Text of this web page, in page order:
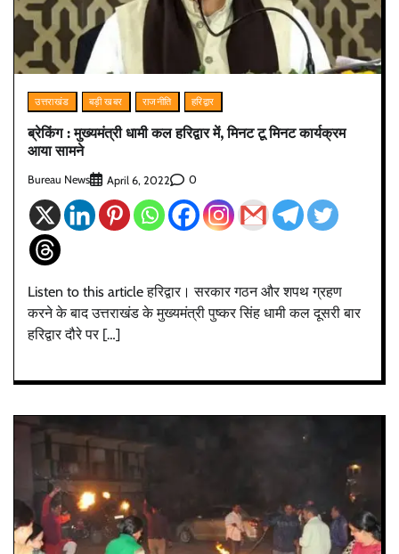
उत्तराखंड बड़ी खबर राजनीति हरिद्वार
ब्रेकिंग : मुख्यमंत्री धामी कल हरिद्वार में, मिनट टू मिनट कार्यक्रम
आया सामने
Bureau News April 6, 2022 0
Listen to this article हरिद्वार। सरकार गठन और शपथ ग्रहण
करने के बाद उत्तराखंड के मुख्यमंत्री पुष्कर सिंह धामी कल दूसरी बार
हरिद्वार दौरे पर […]